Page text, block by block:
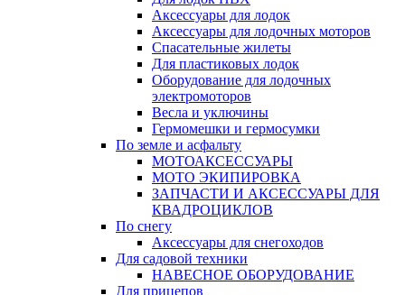
Аксессуары для лодок
Аксессуары для лодочных моторов
Спасательные жилеты
Для пластиковых лодок
Оборудование для лодочных
электромоторов
Весла и уключины
Гермомешки и гермосумки
По земле и асфальту
МОТОАКСЕССУАРЫ
МОТО ЭКИПИРОВКА
ЗАПЧАСТИ И АКСЕССУАРЫ ДЛЯ
КВАДРОЦИКЛОВ
По снегу
Аксессуары для снегоходов
Для садовой техники
НАВЕСНОЕ ОБОРУДОВАНИЕ
Для прицепов